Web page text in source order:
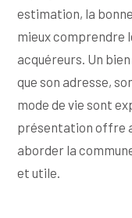
estimation, la
mieux comprendre
acquéreurs. Un
que son adresse,
mode de vie sont
présentation offre
aborder la
et utile.